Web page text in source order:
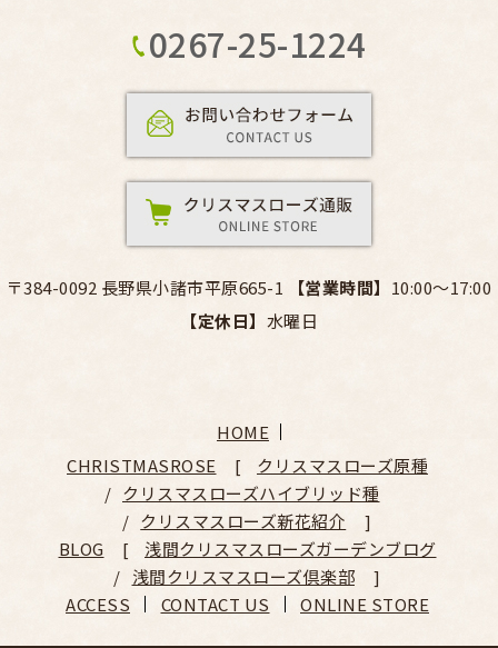
0267-25-1224
〒384-0092 長野県小諸市平原665-1 【営業時間】 10:00～17:00
【定休日】 水曜日
HOME
CHRISTMASROSE
クリスマスローズ原種
クリスマスローズハイブリッド種
クリスマスローズ新花紹介
BLOG
浅間クリスマスローズガーデンブログ
浅間クリスマスローズ倶楽部
ACCESS
CONTACT US ONLINE STORE